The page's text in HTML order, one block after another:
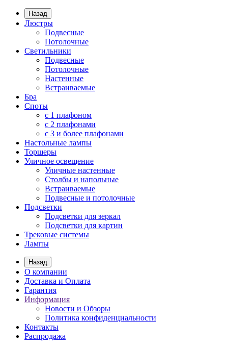
Назад
Люстры
Подвесные
Потолочные
Светильники
Подвесные
Потолочные
Настенные
Встраиваемые
Бра
Споты
с 1 плафоном
с 2 плафонами
с 3 и более плафонами
Настольные лампы
Торшеры
Уличное освещение
Уличные настенные
Столбы и напольные
Встраиваемые
Подвесные и потолочные
Подсветки
Подсветки для зеркал
Подсветки для картин
Трековые системы
Лампы
Назад
О компании
Доставка и Оплата
Гарантия
Информация
Новости и Обзоры
Политика конфиденциальности
Контакты
Распродажа